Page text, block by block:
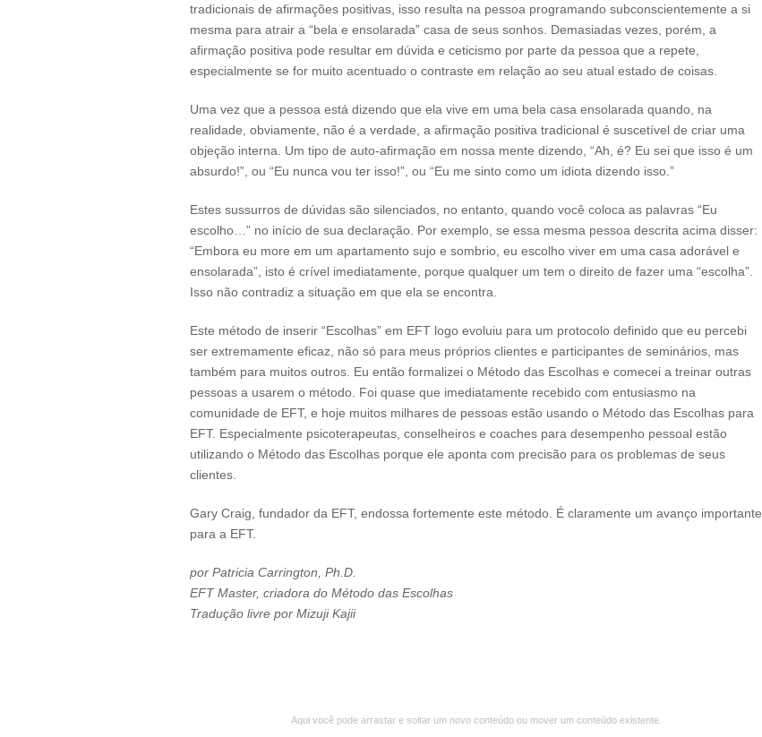
tradicionais de afirmações positivas, isso resulta na pessoa programando subconscientemente a si
mesma para atrair a “bela e ensolarada” casa de seus sonhos. Demasiadas vezes, porém, a
afirmação positiva pode resultar em dúvida e ceticismo por parte da pessoa que a repete,
especialmente se for muito acentuado o contraste em relação ao seu atual estado de coisas.
Uma vez que a pessoa está dizendo que ela vive em uma bela casa ensolarada quando, na
realidade, obviamente, não é a verdade, a afirmação positiva tradicional é suscetível de criar uma
objeção interna. Um tipo de auto-afirmação em nossa mente dizendo, “Ah, é? Eu sei que isso é um
absurdo!”, ou “Eu nunca vou ter isso!”, ou “Eu me sinto como um idiota dizendo isso.”
Estes sussurros de dúvidas são silenciados, no entanto, quando você coloca as palavras “Eu
escolho…” no início de sua declaração. Por exemplo, se essa mesma pessoa descrita acima disser:
“Embora eu more em um apartamento sujo e sombrio, eu escolho viver em uma casa adorável e
ensolarada”, isto é crível imediatamente, porque qualquer um tem o direito de fazer uma “escolha”.
Isso não contradiz a situação em que ela se encontra.
Este método de inserir “Escolhas” em EFT logo evoluiu para um protocolo definido que eu percebi
ser extremamente eficaz, não só para meus próprios clientes e participantes de seminários, mas
também para muitos outros. Eu então formalizei o Método das Escolhas e comecei a treinar outras
pessoas a usarem o método. Foi quase que imediatamente recebido com entusiasmo na
comunidade de EFT, e hoje muitos milhares de pessoas estão usando o Método das Escolhas para
EFT. Especialmente psicoterapeutas, conselheiros e coaches para desempenho pessoal estão
utilizando o Método das Escolhas porque ele aponta com precisão para os problemas de seus
clientes.
Gary Craig, fundador da EFT, endossa fortemente este método. É claramente um avanço importante
para a EFT.
por Patricia Carrington, Ph.D.
EFT Master, criadora do Método das Escolhas
Tradução livre por Mizuji Kajii
Aqui você pode arrastar e soltar um novo conteúdo ou mover um conteúdo existente.